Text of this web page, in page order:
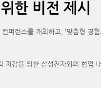
한 비전 제시
퍼런스를 개최하고, ‘맞춤형
감을 위한 삼성전자와의 협업